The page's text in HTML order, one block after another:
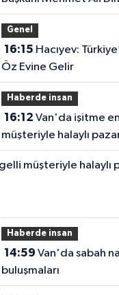
Gazetemize Ziyaret
Genel
16:15
Öz Evine Gelir
Haberde insan
16:12
müşteriyle halaylı
gülümsetti
Haberde insan
14:59
buluşmaları